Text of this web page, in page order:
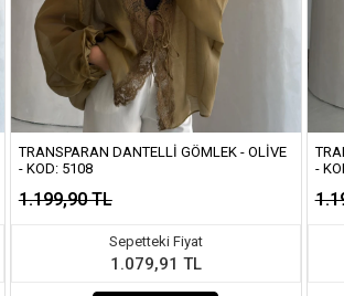
TRANSPARAN DANTELLI GÖMLEK - OLIVE
- KOD: 5108
1.199,90 TL
Sepetteki Fiyat
1.079,91 TL
-